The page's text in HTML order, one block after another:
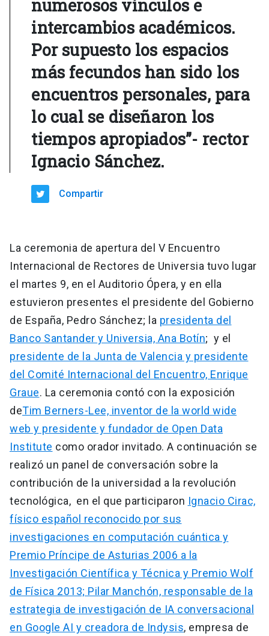
numerosos vínculos e
intercambios académicos.
Por supuesto los espacios
más fecundos han sido los
encuentros personales, para
lo cual se diseñaron los
tiempos apropiados”- rector
Ignacio Sánchez.
Compartir
La ceremonia de apertura del V Encuentro
Internacional de Rectores de Universia tuvo lugar
el martes 9, en el Auditorio Ópera, y en ella
estuvieron presentes el presidente del Gobierno
de España, Pedro Sánchez; la presidenta del
Banco Santander y Universia, Ana Botín; y el
presidente de la Junta de Valencia y presidente
del Comité Internacional del Encuentro, Enrique
Graue. La ceremonia contó con la exposición
deTim Berners-Lee, inventor de la world wide
web y presidente y fundador de Open Data
Institute como orador invitado. A continuación se
realizó un panel de conversación sobre la
contribución de la universidad a la revolución
tecnológica, en el que participaron Ignacio Cirac,
físico español reconocido por sus
investigaciones en computación cuántica y
Premio Príncipe de Asturias 2006 a la
Investigación Científica y Técnica y Premio Wolf
de Física 2013; Pilar Manchón, responsable de la
estrategia de investigación de IA conversacional
en Google AI y creadora de Indysis, empresa de